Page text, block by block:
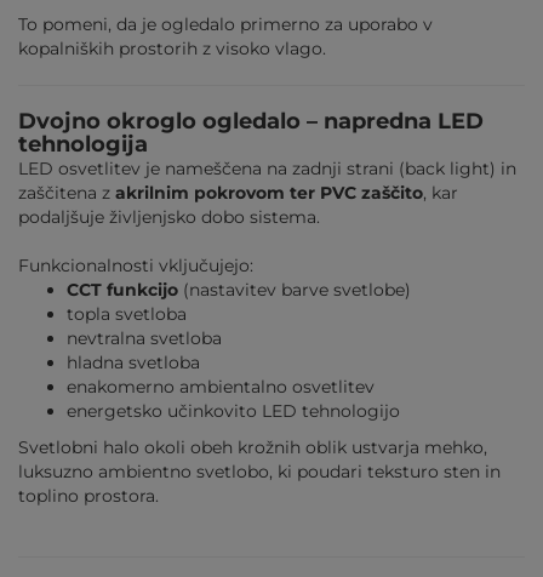
To pomeni, da je ogledalo primerno za uporabo v
kopalniških prostorih z visoko vlago.
Dvojno okroglo ogledalo – napredna LED
tehnologija
LED osvetlitev je nameščena na zadnji strani (back light) in
zaščitena z akrilnim pokrovom ter PVC zaščito, kar
podaljšuje življenjsko dobo sistema.
Funkcionalnosti vključujejo:
CCT funkcijo (nastavitev barve svetlobe)
topla svetloba
nevtralna svetloba
hladna svetloba
enakomerno ambientalno osvetlitev
energetsko učinkovito LED tehnologijo
Svetlobni halo okoli obeh krožnih oblik ustvarja mehko,
luksuzno ambientno svetlobo, ki poudari teksturo sten in
toplino prostora.